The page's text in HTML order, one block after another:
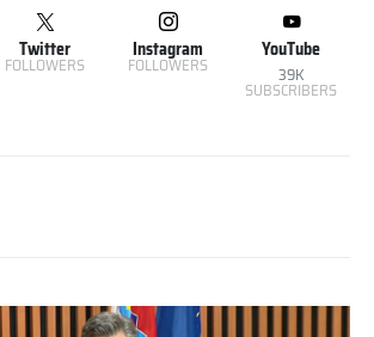
Twitter
FOLLOWERS
Instagram
FOLLOWERS
YouTube
39K
SUBSCRIBERS